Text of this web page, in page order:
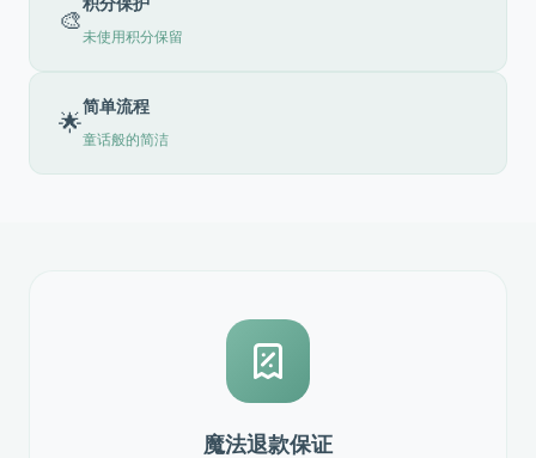
🎨
未使用积分保留
🌟
简单流程
童话般的简洁
魔法退款保证